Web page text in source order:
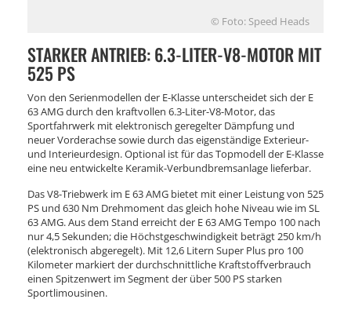
© Foto: Speed Heads
STARKER ANTRIEB: 6.3-LITER-V8-MOTOR MIT
525 PS
Von den Serienmodellen der E-Klasse unterscheidet sich der E
63 AMG durch den kraftvollen 6.3-Liter-V8-Motor, das
Sportfahrwerk mit elektronisch geregelter Dämpfung und
neuer Vorderachse sowie durch das eigenständige Exterieur-
und Interieurdesign. Optional ist für das Topmodell der E-Klasse
eine neu entwickelte Keramik-Verbundbremsanlage lieferbar.
Das V8-Triebwerk im E 63 AMG bietet mit einer Leistung von 525
PS und 630 Nm Drehmoment das gleich hohe Niveau wie im SL
63 AMG. Aus dem Stand erreicht der E 63 AMG Tempo 100 nach
nur 4,5 Sekunden; die Höchstgeschwindigkeit beträgt 250 km/h
(elektronisch abgeregelt). Mit 12,6 Litern Super Plus pro 100
Kilometer markiert der durchschnittliche Kraftstoffverbrauch
einen Spitzenwert im Segment der über 500 PS starken
Sportlimousinen.